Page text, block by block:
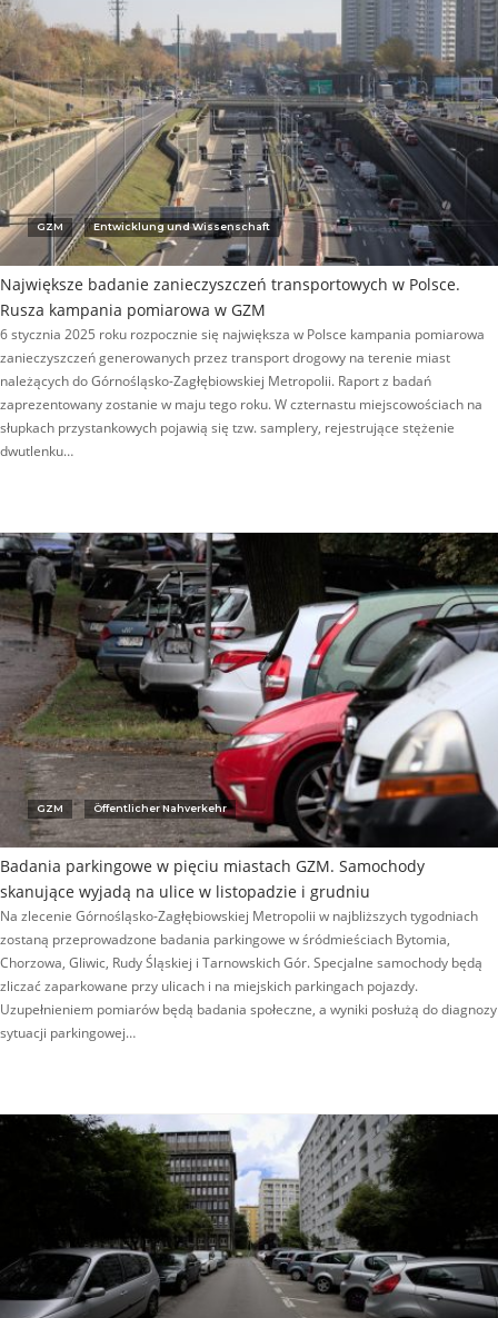
GZM Entwicklung und Wissenschaft
Największe badanie zanieczyszczeń transportowych w Polsce.
Rusza kampania pomiarowa w GZM
6 stycznia 2025 roku rozpocznie się największa w Polsce kampania pomiarowa
zanieczyszczeń generowanych przez transport drogowy na terenie miast
należących do Górnośląsko-Zagłębiowskiej Metropolii. Raport z badań
zaprezentowany zostanie w maju tego roku. W czternastu miejscowościach na
słupkach przystankowych pojawią się tzw. samplery, rejestrujące stężenie
dwutlenku…
GZM Öffentlicher Nahverkehr
Badania parkingowe w pięciu miastach GZM. Samochody
skanujące wyjadą na ulice w listopadzie i grudniu
Na zlecenie Górnośląsko-Zagłębiowskiej Metropolii w najbliższych tygodniach
zostaną przeprowadzone badania parkingowe w śródmieściach Bytomia,
Chorzowa, Gliwic, Rudy Śląskiej i Tarnowskich Gór. Specjalne samochody będą
zliczać zaparkowane przy ulicach i na miejskich parkingach pojazdy.
Uzupełnieniem pomiarów będą badania społeczne, a wyniki posłużą do diagnozy
sytuacji parkingowej…